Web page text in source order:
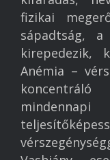
fizikai
sápadtság,
kirepedezik,
Anémia –